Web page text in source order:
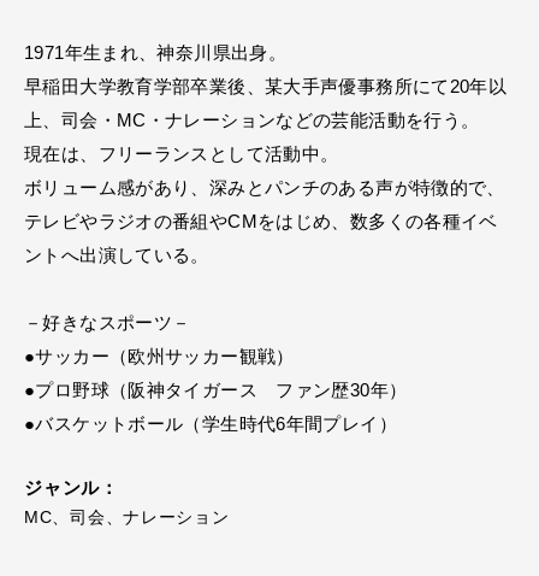
1971年生まれ、神奈川県出身。
早稲田大学教育学部卒業後、某大手声優事務所にて20年以
上、司会・MC・ナレーションなどの芸能活動を行う。
現在は、フリーランスとして活動中。
ボリューム感があり、深みとパンチのある声が特徴的で、
テレビやラジオの番組やCMをはじめ、数多くの各種イベ
ントへ出演している。
－好きなスポーツ－
●サッカー（欧州サッカー観戦）
●プロ野球（阪神タイガース ファン歴30年）
●バスケットボール（学生時代6年間プレイ）
ジャンル：
MC、司会、ナレーション